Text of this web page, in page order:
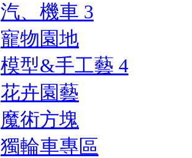
汽、機車 3
寵物園地
模型&手工藝 4
花卉園藝
魔術方塊
獨輪車專區